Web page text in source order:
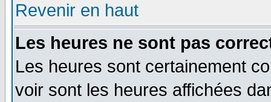
Revenir en haut
Les heures ne sont pas
Les heures sont certainement
voir sont les heures affichées